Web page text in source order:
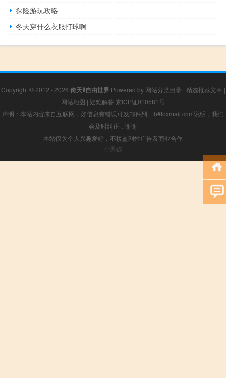
探险游玩攻略
冬天穿什么衣服打球啊
Copyright © 2012 - 2026 倚天Ⅱ自由世界Powered by 网站分类目录 | 精选推荐文章 |
网站地图 | 疑难解答 京ICP证010581号
声明：本站内容来自互联网，如信息有错误可发邮件到f_fb#foxmail.com说明，我们
会及时纠正，谢谢
本站仅为个人兴趣爱好，不接盈利性广告及商业合作
小男孩